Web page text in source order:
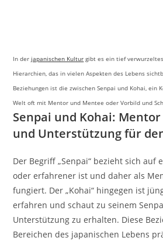
In derjapanischen Kultur gibt es ein tief
Hierarchien, das in vielen Aspekten des Lebens
Beziehungen ist die zwischen Senpai und Kohai, ein
Welt oft mit Mentor und Mentee oder Vorbild und
Senpai und Kohai:
und Unterstützung für
Der Begriff „Senpai“ bezieht sich auf
oder erfahrener ist und daher als
fungiert. Der „Kohai“ hingegen ist
erfahren und schaut zu seinem
Unterstützung zu erhalten. Diese
Bereichen des japanischen Lebens